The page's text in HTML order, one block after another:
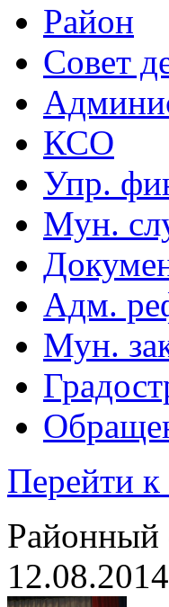
Район
Совет
КСО
Упр.
Мун.
Адм.
Мун.
Перейти к
12.08.2014